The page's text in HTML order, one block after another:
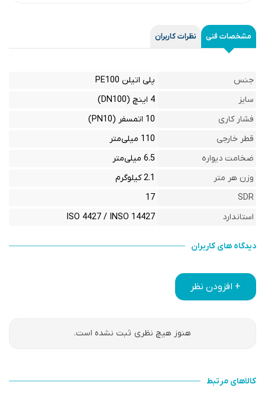
مشخصات فنی نظرات کاربران
جنس
پلی اتیلن PE100
سایز
4 اینچ (DN100)
فشار کاری
10 اتمسفر (PN10)
قطر خارجی
110 میلی‌متر
ضخامت دیواره
6.5 میلی‌متر
وزن هر متر
2.1 کیلوگرم
SDR
17
استاندارد
ISO 4427 / INSO 14427
دیدگاه های کاربران
+ افزودن نظر
هنوز هیچ نظری ثبت نشده است.
کالاهای مرتبط